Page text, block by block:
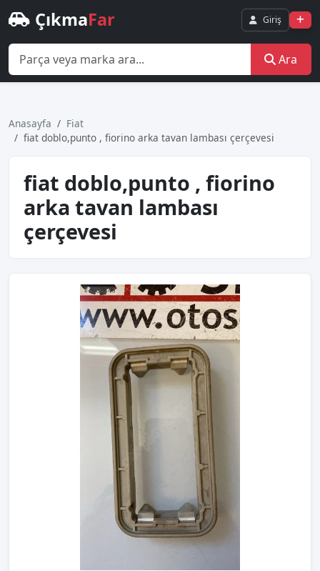
ÇıkmaFar Giriş
Ara
Anasayfa
Fiat
fiat doblo,punto , fiorino arka tavan lambası çerçevesi
fiat doblo,punto , fiorino
arka tavan lambası
çerçevesi